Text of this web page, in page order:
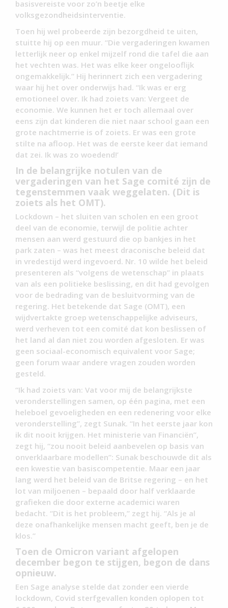
basisvereiste voor zo’n beetje elke
volksgezondheidsinterventie.
Toen hij wel probeerde zijn bezorgdheid te uiten,
stuitte hij op een muur. “Die vergaderingen kwamen
letterlijk neer op enkel mijzelf rond die tafel die aan
het vechten was. Het was elke keer ongelooflijk
ongemakkelijk.” Hij herinnert zich een vergadering
waar hij het over onderwijs had. “Ik was er erg
emotioneel over. Ik had zoiets van: Vergeet de
economie. We kunnen het er toch allemaal over
eens zijn dat kinderen die niet naar school gaan een
grote nachtmerrie is of zoiets. Er was een grote
stilte na afloop. Het was de eerste keer dat iemand
dat zei. Ik was zo woedend!’
In de belangrijke notulen van de
vergaderingen van het Sage comité zijn de
tegenstemmen vaak weggelaten. (Dit is
zoiets als het OMT).
Lockdown – het sluiten van scholen en een groot
deel van de economie, terwijl de politie achter
mensen aan werd gestuurd die op bankjes in het
park zaten – was het meest draconische beleid dat
in vredestijd werd ingevoerd. Nr. 10 wilde het beleid
presenteren als “volgens de wetenschap” in plaats
van als een politieke beslissing, en dit had gevolgen
voor de bedrading van de besluitvorming van de
regering. Het betekende dat Sage (OMT), een
wijdvertakte groep wetenschappelijke adviseurs,
werd verheven tot een comité dat kon beslissen of
het land al dan niet zou worden afgesloten. Er was
geen sociaal-economisch equivalent voor Sage;
geen forum waar andere vragen zouden worden
gesteld.
“Ik had zoiets van: Vat voor mij de belangrijkste
veronderstellingen samen, op één pagina, met een
heleboel gevoeligheden en een redenering voor elke
veronderstelling”, zegt Sunak. “In het eerste jaar kon
ik dit nooit krijgen. Het ministerie van Financiën”,
zegt hij, “zou nooit beleid aanbevelen op basis van
onverklaarbare modellen”: Sunak beschouwde dit als
een kwestie van basiscompetentie. Maar een jaar
lang werd het beleid van de Britse regering – en het
lot van miljoenen – bepaald door half verklaarde
grafieken die door externe academici waren
bedacht. “Dit is het probleem,” zegt hij. “Als je al
deze onafhankelijke mensen macht geeft, ben je de
klos.”
Toen de Omicron variant afgelopen
december begon te stijgen, begon de dans
opnieuw.
Een Sage analyse stelde dat zonder een vierde
lockdown, Covid sterfgevallen konden oplopen tot